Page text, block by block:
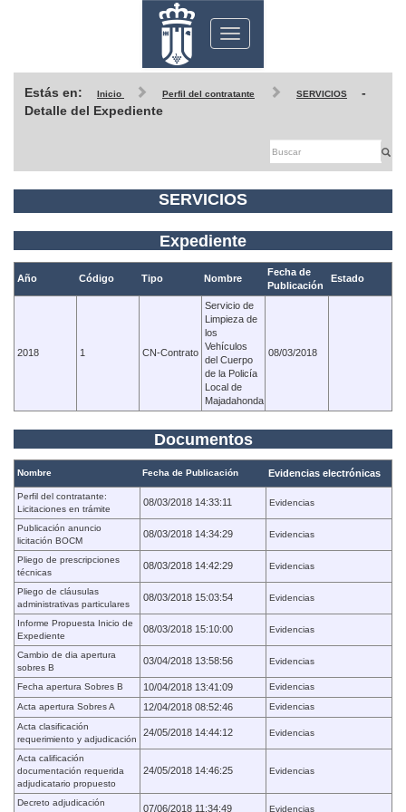
Toggle
navigation
Estás en: Inicio Perfil del contratante SERVICIOS
-
Detalle del Expediente
SERVICIOS
Expediente
Año Código Tipo Nombre
Fecha de
Publicación
Estado
2018 1 CN-Contrato
Servicio de
Limpieza de
los
Vehículos
del Cuerpo
de la Policía
Local de
Majadahonda
08/03/2018
Documentos
Nombre Fecha de Publicación Evidencias electrónicas
Perfil del contratante:
Licitaciones en trámite
08/03/2018 14:33:11 Evidencias
Publicación anuncio
licitación BOCM
08/03/2018 14:34:29 Evidencias
Pliego de prescripciones
técnicas
08/03/2018 14:42:29 Evidencias
Pliego de cláusulas
administrativas particulares
08/03/2018 15:03:54 Evidencias
Informe Propuesta Inicio de
Expediente
08/03/2018 15:10:00 Evidencias
Cambio de dia apertura
sobres B
03/04/2018 13:58:56 Evidencias
Fecha apertura Sobres B 10/04/2018 13:41:09
Evidencias
Acta apertura Sobres A
12/04/2018 08:52:46
Evidencias
Acta clasificación
requerimiento y adjudicación
24/05/2018 14:44:12 Evidencias
Acta calificación
documentación requerida
adjudicatario propuesto
24/05/2018 14:46:25 Evidencias
Decreto adjudicación
07/06/2018 11:34:49 Evidencias